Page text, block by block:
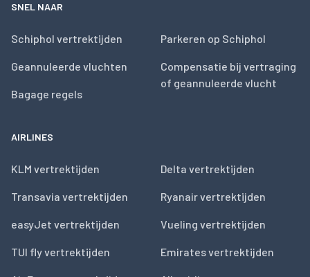
SNEL NAAR
Schiphol vertrektijden
Geannuleerde vluchten
Bagage regels
Parkeren op Schiphol
Compensatie bij vertraging
of geannuleerde vlucht
AIRLINES
KLM vertrektijden
Transavia vertrektijden
easyJet vertrektijden
TUI fly vertrektijden
Delta vertrektijden
Ryanair vertrektijden
Vueling vertrektijden
Emirates vertrektijden